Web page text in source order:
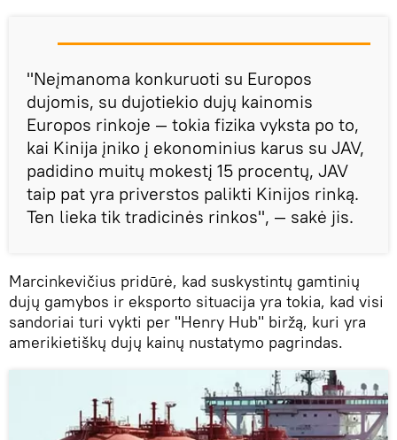
"Neįmanoma konkuruoti su Europos
dujomis, su dujotiekio dujų kainomis
Europos rinkoje — tokia fizika vyksta po to,
kai Kinija įniko į ekonominius karus su JAV,
padidino muitų mokestį 15 procentų, JAV
taip pat yra priverstos palikti Kinijos rinką.
Ten lieka tik tradicinės rinkos", — sakė jis.
Marcinkevičius pridūrė, kad suskystintų gamtinių
dujų gamybos ir eksporto situacija yra tokia, kad visi
sandoriai turi vykti per "Henry Hub" biržą, kuri yra
amerikietiškų dujų kainų nustatymo pagrindas.